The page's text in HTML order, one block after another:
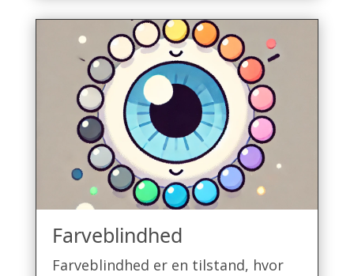
Farveblindhed
Farveblindhed er en tilstand, hvor